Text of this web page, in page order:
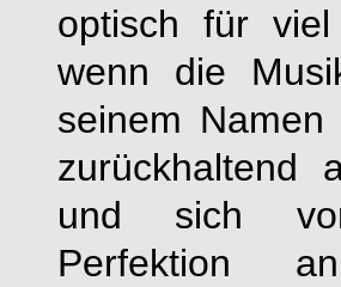
optisch für
wenn die
seinem
zurückhaltend
und sich
Perfektion